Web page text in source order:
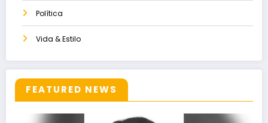
Política
Vida & Estilo
FEATURED NEWS